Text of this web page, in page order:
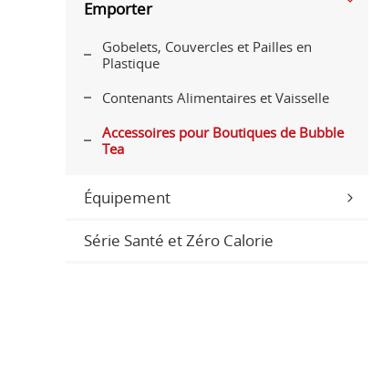
Emporter
Gobelets, Couvercles et Pailles en
Plastique
Contenants Alimentaires et Vaisselle
Accessoires pour Boutiques de Bubble
Tea
Équipement
Série Santé et Zéro Calorie